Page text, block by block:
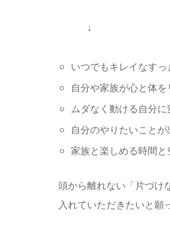
↓
いつでもキレイなす
⾃分や家族が⼼と体
ムダなく動ける⾃分に
⾃分のやりたいこと
家族と楽しめる時間と
頭から離れない「⽚づけ
⼊れていただきたいと願